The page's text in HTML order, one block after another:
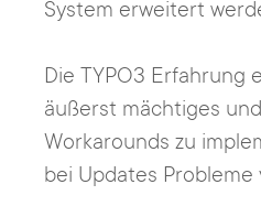
System erweitert
Die TYPO3 Erfahrung
äußerst mächtiges
Workarounds zu
bei Updates Probleme